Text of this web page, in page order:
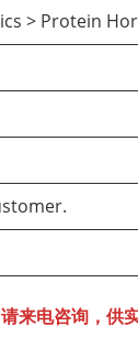
> Protein
来电咨询，供